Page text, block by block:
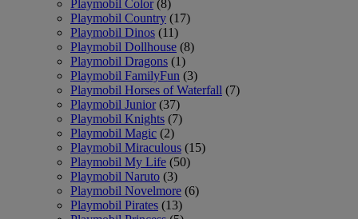
Playmobil Color (8)
Playmobil Country (17)
Playmobil Dinos (11)
Playmobil Dollhouse (8)
Playmobil Dragons (1)
Playmobil FamilyFun (3)
Playmobil Horses of Waterfall (7)
Playmobil Junior (37)
Playmobil Knights (7)
Playmobil Magic (2)
Playmobil Miraculous (15)
Playmobil My Life (50)
Playmobil Naruto (3)
Playmobil Novelmore (6)
Playmobil Pirates (13)